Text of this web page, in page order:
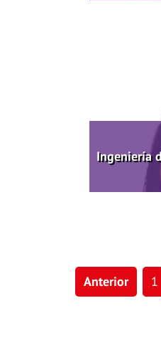
Ingeniería
Anterior 1